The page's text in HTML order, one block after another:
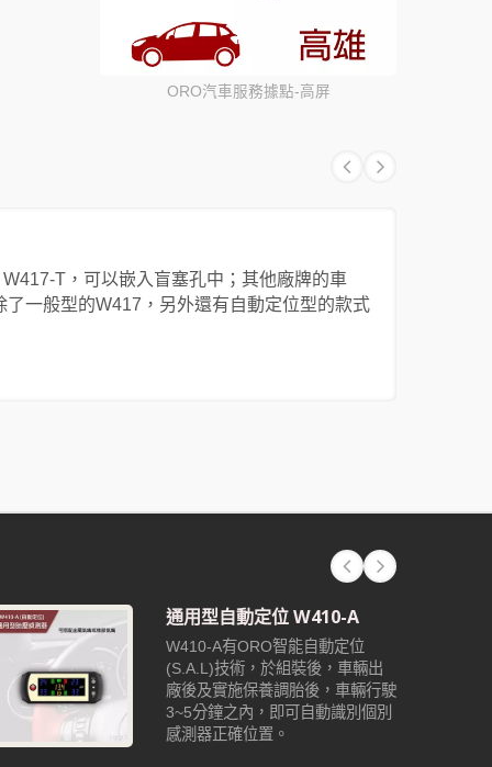
ORO汽車服務據點-高屏
T，可以嵌入盲塞孔中；其他廠牌的車
一般型的W417，另外還有自動定位型的款式
通用型自動定位 W410-A
W410-A有ORO智能自動定位
(S.A.L)技術，於組裝後，車輛出
廠後及實施保養調胎後，車輛行駛
3~5分鐘之內，即可自動識別個別
感測器正確位置。